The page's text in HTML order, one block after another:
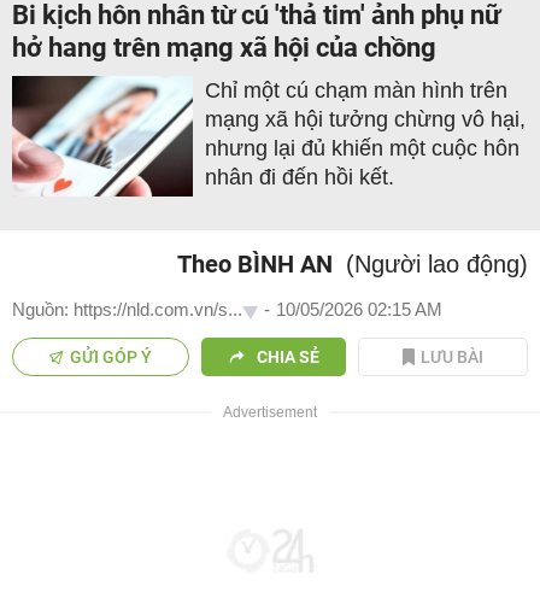
Bi kịch hôn nhân từ cú 'thả tim' ảnh phụ nữ
hở hang trên mạng xã hội của chồng
Chỉ một cú chạm màn hình trên
mạng xã hội tưởng chừng vô hại,
nhưng lại đủ khiến một cuộc hôn
nhân đi đến hồi kết.
Theo BÌNH AN (Người lao động)
Nguồn: https://nld.com.vn/s... - 10/05/2026 02:15 AM
GỬI GÓP Ý CHIA SẺ LƯU BÀI